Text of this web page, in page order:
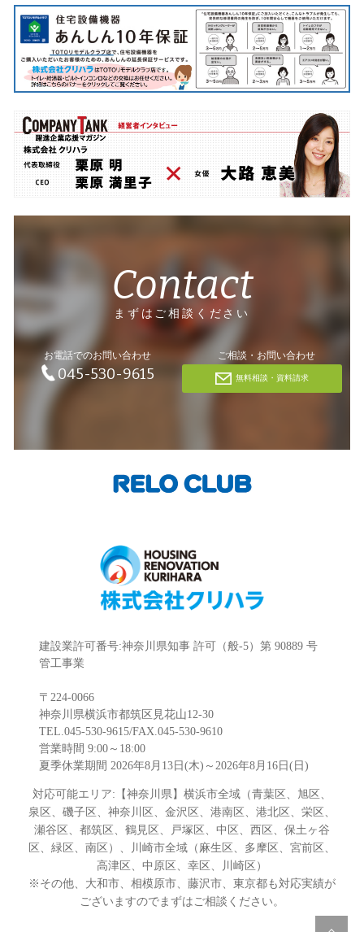
Contact
まずはご相談ください
お電話でのお問い合わせ
045-530-9615
ご相談・お問い合わせ
無料相談・資料請求
建設業許可番号:神奈川県知事 許可（般-5）第 90889 号
管工事業
〒224-0066
神奈川県横浜市都筑区見花山12-30
TEL.045-530-9615/FAX.045-530-9610
営業時間 9:00～18:00
夏季休業期間 2026年8月13日(木)～2026年8月16日(日)
対応可能エリア:【神奈川県】横浜市全域（青葉区、旭区、
泉区、磯子区、神奈川区、金沢区、港南区、港北区、栄区、
瀬谷区、都筑区、鶴見区、戸塚区、中区、西区、保土ヶ谷
区、緑区、南区）、川崎市全域（麻生区、多摩区、宮前区、
高津区、中原区、幸区、川崎区）
※その他、大和市、相模原市、藤沢市、東京都も対応実績が
ございますのでまずはご相談ください。